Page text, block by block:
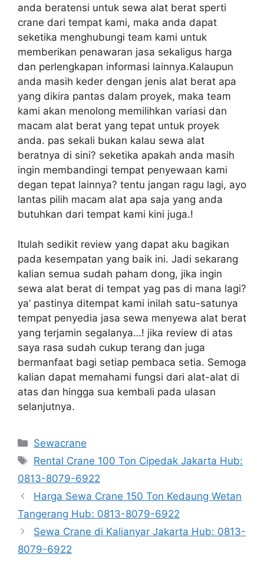
anda beratensi untuk sewa alat berat sperti
crane dari tempat kami, maka anda dapat
seketika menghubungi team kami untuk
memberikan penawaran jasa sekaligus harga
dan perlengkapan informasi lainnya.Kalaupun
anda masih keder dengan jenis alat berat apa
yang dikira pantas dalam proyek, maka team
kami akan menolong memilihkan variasi dan
macam alat berat yang tepat untuk proyek
anda. pas sekali bukan kalau sewa alat
beratnya di sini? seketika apakah anda masih
ingin membandingi tempat penyewaan kami
degan tepat lainnya? tentu jangan ragu lagi, ayo
lantas pilih macam alat apa saja yang anda
butuhkan dari tempat kami kini juga.!
Itulah sedikit review yang dapat aku bagikan
pada kesempatan yang baik ini. Jadi sekarang
kalian semua sudah paham dong, jika ingin
sewa alat berat di tempat yag pas di mana lagi?
ya’ pastinya ditempat kami inilah satu-satunya
tempat penyedia jasa sewa menyewa alat berat
yang terjamin segalanya…! jika review di atas
saya rasa sudah cukup terang dan juga
bermanfaat bagi setiap pembaca setia. Semoga
kalian dapat memahami fungsi dari alat-alat di
atas dan hingga sua kembali pada ulasan
selanjutnya.
Categories
Sewacrane
Tags
Rental Crane 100 Ton Cipedak Jakarta Hub:
0813-8079-6922
Harga Sewa Crane 150 Ton Kedaung Wetan
Tangerang Hub: 0813-8079-6922
Sewa Crane di Kalianyar Jakarta Hub: 0813-
8079-6922